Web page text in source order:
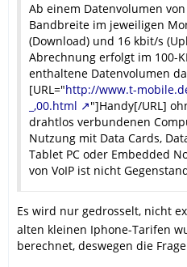
Ab einem Datenvolumen
Bandbreite im jeweiligen
(Download) und 16 kbit/s
Abrechnung erfolgt im 100-
enthaltene Datenvolumen
[URL="http://www.t-
_,00.html
"]Handy[/URL]
drahtlos verbundenen
Nutzung mit Data Cards,
Tablet PC oder Embedded
von VoIP ist nicht
Es wird nur gedrosselt, nicht
alten kleinen Iphone-Tarifen
berechnet, deswegen die Frage